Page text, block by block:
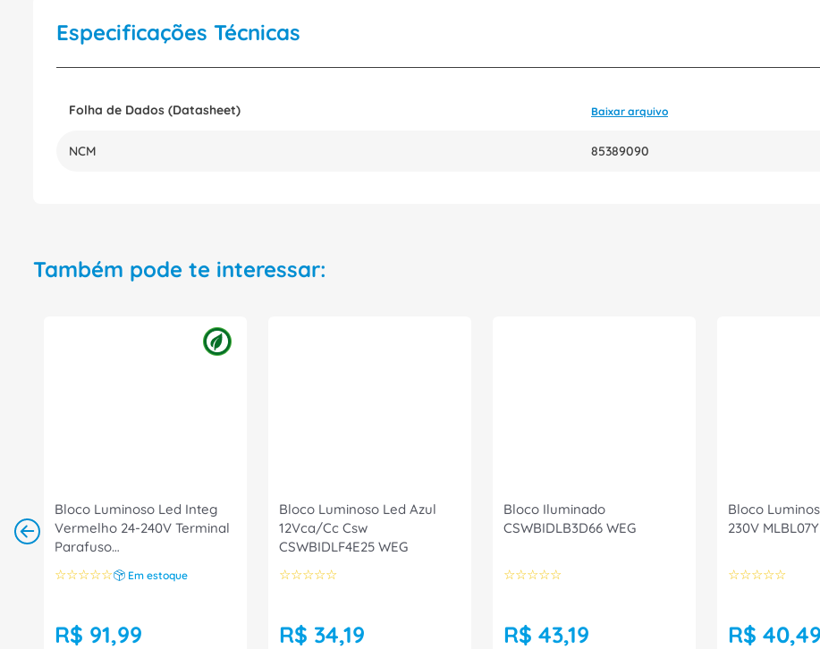
Especificações Técnicas
Folha de Dados (Datasheet) Baixar arquivo
NCM 85389090
Também pode te interessar:
Bloco Luminoso Led Integ
Vermelho 24-240V Terminal
Parafuso
3SU14011BH201AA0 Siemens
☆☆☆☆☆ Em estoque
R$ 91,99
Bloco Luminoso Led Azul
12Vca/Cc Csw
CSWBIDLF4E25 WEG
☆☆☆☆☆
R$ 34,19
Bloco Iluminado
CSWBIDLB3D66 WEG
☆☆☆☆☆
R$ 43,19
Bloco
230V
☆☆☆☆☆
R$ 40,49